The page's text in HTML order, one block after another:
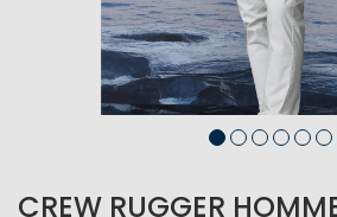
CREW RUGGER